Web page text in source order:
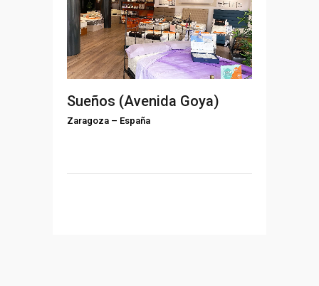
Sueños (Avenida Goya)
Zaragoza – España